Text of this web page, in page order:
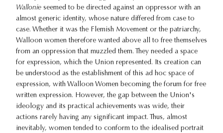
Wallonie seemed to be directed against an oppressor with an
almost generic identity, whose nature differed from case to
case. Whether it was the Flemish Movement or the patriarchy,
Walloon women therefore wanted above all to free themselves
from an oppression that muzzled them. They needed a space
for expression, which the Union represented. Its creation can
be understood as the establishment of this ad hoc space of
expression, with Walloon Women becoming the forum for free
written expression. However, the gap between the Union's
ideology and its practical achievements was wide, their
actions rarely having any significant impact. Thus, almost
inevitably, women tended to conform to the idealised portrait